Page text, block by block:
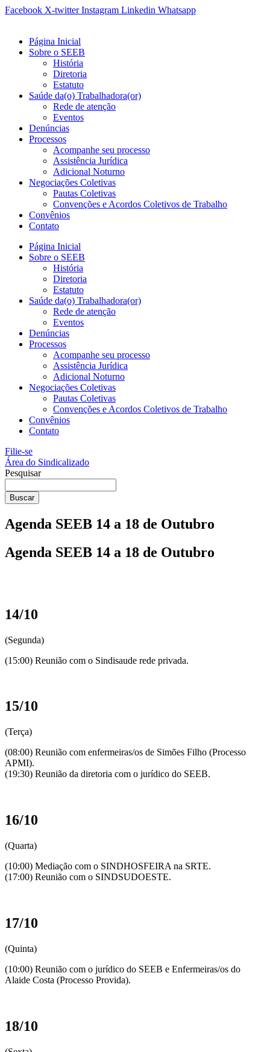
Ir
conteúdo
Facebook X-twitter Instagram Linkedin Whatsapp
Página Inicial
Sobre o SEEB
História
Diretoria
Estatuto
Saúde da(o) Trabalhadora(or)
Rede de atenção
Eventos
Denúncias
Processos
Acompanhe seu processo
Assistência Jurídica
Adicional Noturno
Negociações Coletivas
Pautas Coletivas
Convenções e Acordos Coletivos de Trabalho
Convênios
Contato
Página Inicial
Sobre o SEEB
História
Diretoria
Estatuto
Saúde da(o) Trabalhadora(or)
Rede de atenção
Eventos
Denúncias
Processos
Acompanhe seu processo
Assistência Jurídica
Adicional Noturno
Negociações Coletivas
Pautas Coletivas
Convenções e Acordos Coletivos de Trabalho
Convênios
Contato
Filie-se
Área do Sindicalizado
Pesquisar
Buscar
Agenda SEEB 14 a 18 de Outubro
Agenda SEEB 14 a 18 de Outubro
14/10
(Segunda)
(15:00) Reunião com o Sindisaude rede privada.
15/10
(Terça)
(08:00) Reunião com enfermeiras/os de Simões Filho (Processo
APMI).
(19:30) Reunião da diretoria com o jurídico do SEEB.
16/10
(Quarta)
(10:00) Mediação com o SINDHOSFEIRA na SRTE.
(17:00) Reunião com o SINDSUDOESTE.
17/10
(Quinta)
(10:00) Reunião com o jurídico do SEEB e Enfermeiras/os do
Alaide Costa (Processo Provida).
18/10